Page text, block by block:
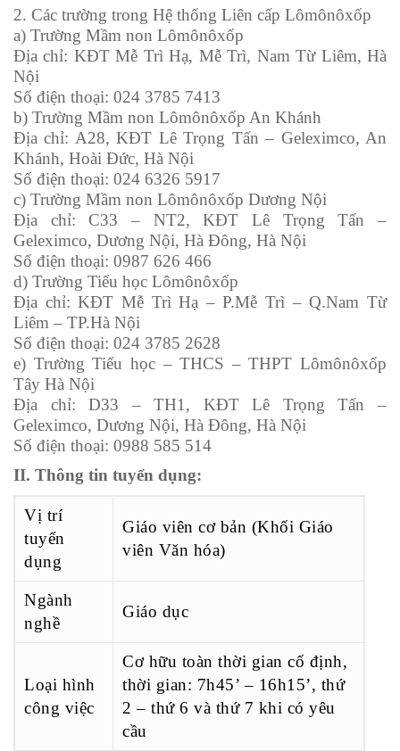
2. Các trường trong Hệ thống Liên cấp Lômônôxốp
a) Trường Mầm non Lômônôxốp
Địa chỉ: KĐT Mễ Trì Hạ, Mễ Trì, Nam Từ Liêm, Hà
Nội
Số điện thoại: 024 3785 7413
b) Trường Mầm non Lômônôxốp An Khánh
Địa chỉ: A28, KĐT Lê Trọng Tấn – Geleximco, An
Khánh, Hoài Đức, Hà Nội
Số điện thoại: 024 6326 5917
c) Trường Mầm non Lômônôxốp Dương Nội
Địa chỉ: C33 – NT2, KĐT Lê Trọng Tấn –
Geleximco, Dương Nội, Hà Đông, Hà Nội
Số điện thoại: 0987 626 466
d) Trường Tiểu học Lômônôxốp
Địa chỉ: KĐT Mễ Trì Hạ – P.Mễ Trì – Q.Nam Từ
Liêm – TP.Hà Nội
Số điện thoại: 024 3785 2628
e) Trường Tiểu học – THCS – THPT Lômônôxốp
Tây Hà Nội
Địa chỉ: D33 – TH1, KĐT Lê Trọng Tấn –
Geleximco, Dương Nội, Hà Đông, Hà Nội
Số điện thoại: 0988 585 514
II. Thông tin tuyển dụng:
Vị trí
tuyển
dụng
Giáo viên cơ bản (Khối Giáo
viên Văn hóa)
Ngành
nghề
Giáo dục
Loại hình
công việc
Cơ hữu toàn thời gian cố định,
thời gian: 7h45’ – 16h15’, thứ
2 – thứ 6 và thứ 7 khi có yêu
cầu